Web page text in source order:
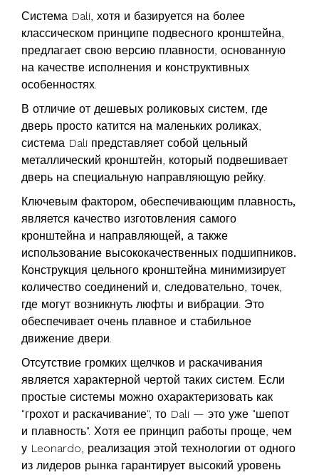
Система Dali, хотя и базируется на более
классическом принципе подвесного кронштейна,
предлагает свою версию плавности, основанную
на качестве исполнения и конструктивных
особенностях.
В отличие от дешевых роликовых систем, где
дверь просто катится на маленьких роликах,
система Dali представляет собой цельный
металлический кронштейн, который подвешивает
дверь на специальную направляющую рейку.
Ключевым фактором, обеспечивающим плавность,
является качество изготовления самого
кронштейна и направляющей, а также
использование высококачественных подшипников.
Конструкция цельного кронштейна минимизирует
количество соединений и, следовательно, точек,
где могут возникнуть люфты и вибрации. Это
обеспечивает очень плавное и стабильное
движение двери.
Отсутствие громких щелчков и раскачивания
является характерной чертой таких систем. Если
простые системы можно охарактеризовать как
"грохот и раскачивание", то Dali — это уже "шепот
и плавность". Хотя ее принцип работы проще, чем
у Leonardo, реализация этой технологии от одного
из лидеров рынка гарантирует высокий уровень